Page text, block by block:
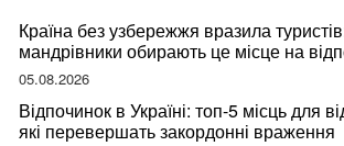
Країна без узбережжя вразила
мандрівники обирають це місце на
05.08.2026
Відпочинок в Україні: топ-5 місць для
які перевершать закордонні враження